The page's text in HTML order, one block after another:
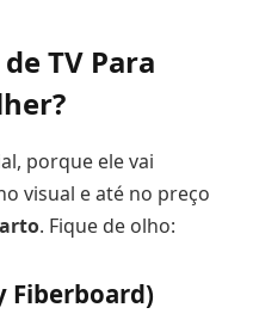
TV Para
porque ele vai
visual e até no preço
. Fique de olho:
Fiberboard)